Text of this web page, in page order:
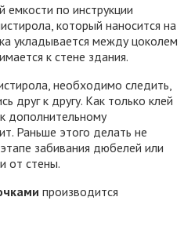
емкости по инструкции
который наносится на
укладывается между цоколем
к стене здания.
необходимо следить,
друг к другу. Как только клей
дополнительному
Раньше этого делать не
забивания дюбелей или
от стены.
производится